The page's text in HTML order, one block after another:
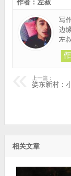
作者：左叔
写
边
左
上一篇：
娄东新村：
相关文章